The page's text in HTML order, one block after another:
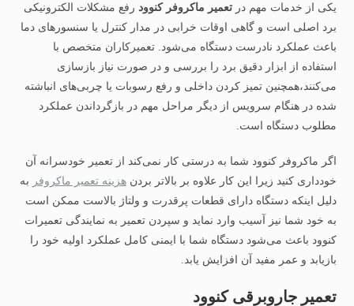
یکی از خدمات مهم در تعمیر ماکروفر کنوود رفع مشکلات الکترونیکی
برد اصلی است و گاهی اوقات خرابی در مدار کنترل یا سنسورهای دما
باعث عملکرد نادرست دستگاه می‌شود. تعمیرکاران متخصص با
استفاده از ابزار دقیق برد را بررسی و در صورت نیاز بازسازی
می‌کنند،همچنین تمیز کردن داخلی و رفع رسوبات یا چربی‌های انباشته‌
شده در هنگام سرویس از دیگر مراحل مهم در بازگرداندن عملکرد
مطلوب دستگاه است.
اگر ماکروفر کنوود شما به‌ درستی کار نمی‌کند از تعمیر خودسرانه آن
خودداری کنید زیرا این کار علاوه بر بالاتر بردنهزینه تعمیر ماکروفر به
دلیل اینکه دستگاه دارای قطعات پرقدرت و ولتاژ بالاست ممکن است
به خود شما نیز آسیب وارد نماید و سپردن تعمیر به نمایندگی تعمیرات
کنوود باعث می‌شود دستگاه شما با ایمنی کامل عملکرد اولیه خود را
بازیابد و عمر مفید آن افزایش یابد.
تعمیر جاروبرقی کنوود